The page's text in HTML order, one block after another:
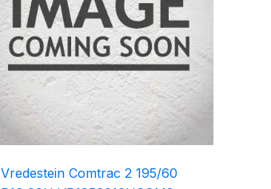
Vredestein Comtrac 2 195/60